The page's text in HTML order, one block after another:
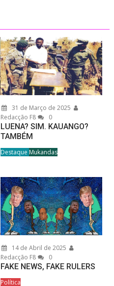
31 de Março de 2025
Redacção F8
0
LUENA? SIM. KAUANGO?
TAMBÉM
Destaque Mukandas
14 de Abril de 2025
Redacção F8
0
FAKE NEWS, FAKE RULERS
Política